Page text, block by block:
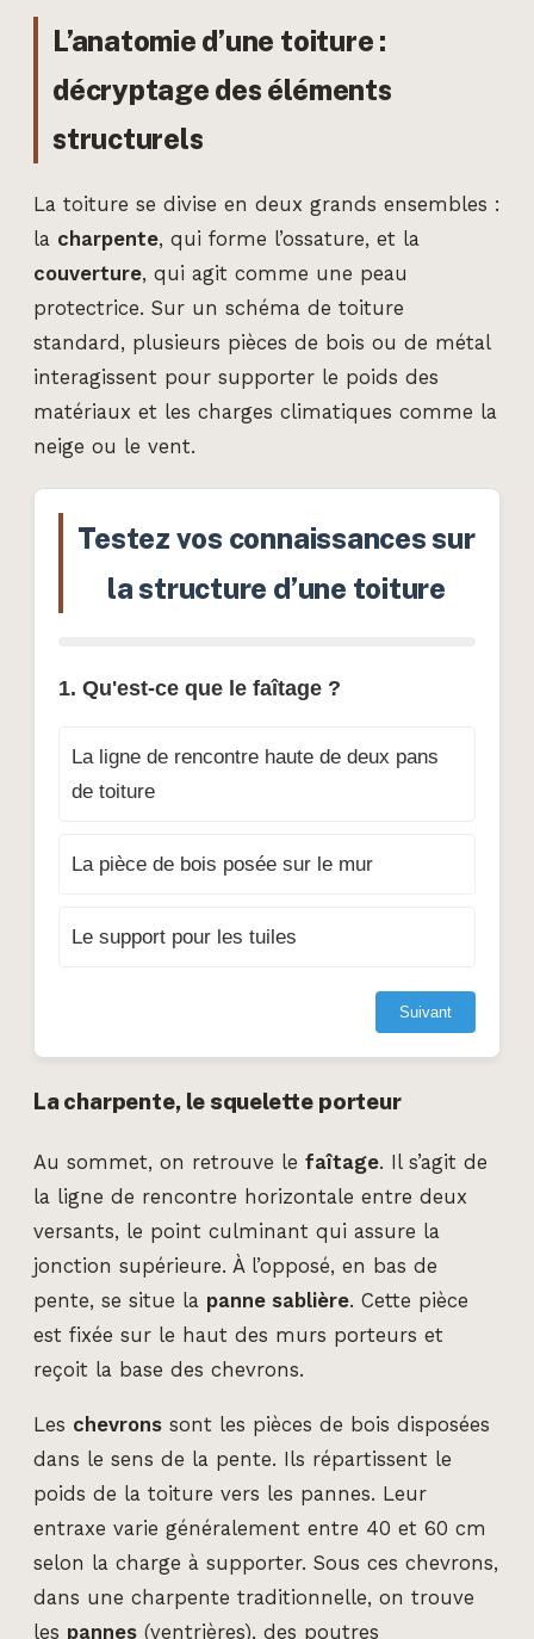
L’anatomie d’une toiture :
décryptage des éléments
structurels
La toiture se divise en deux grands ensembles :
la charpente, qui forme l’ossature, et la
couverture, qui agit comme une peau
protectrice. Sur un schéma de toiture
standard, plusieurs pièces de bois ou de métal
interagissent pour supporter le poids des
matériaux et les charges climatiques comme la
neige ou le vent.
Testez vos connaissances sur
la structure d’une toiture
1. Qu'est-ce que le faîtage ?
La ligne de rencontre haute de deux pans
de toiture
La pièce de bois posée sur le mur
Le support pour les tuiles
Suivant
La charpente, le squelette porteur
Au sommet, on retrouve le faîtage. Il s’agit de
la ligne de rencontre horizontale entre deux
versants, le point culminant qui assure la
jonction supérieure. À l’opposé, en bas de
pente, se situe la panne sablière. Cette pièce
est fixée sur le haut des murs porteurs et
reçoit la base des chevrons.
Les chevrons sont les pièces de bois disposées
dans le sens de la pente. Ils répartissent le
poids de la toiture vers les pannes. Leur
entraxe varie généralement entre 40 et 60 cm
selon la charge à supporter. Sous ces chevrons,
dans une charpente traditionnelle, on trouve
les pannes (ventrières), des poutres